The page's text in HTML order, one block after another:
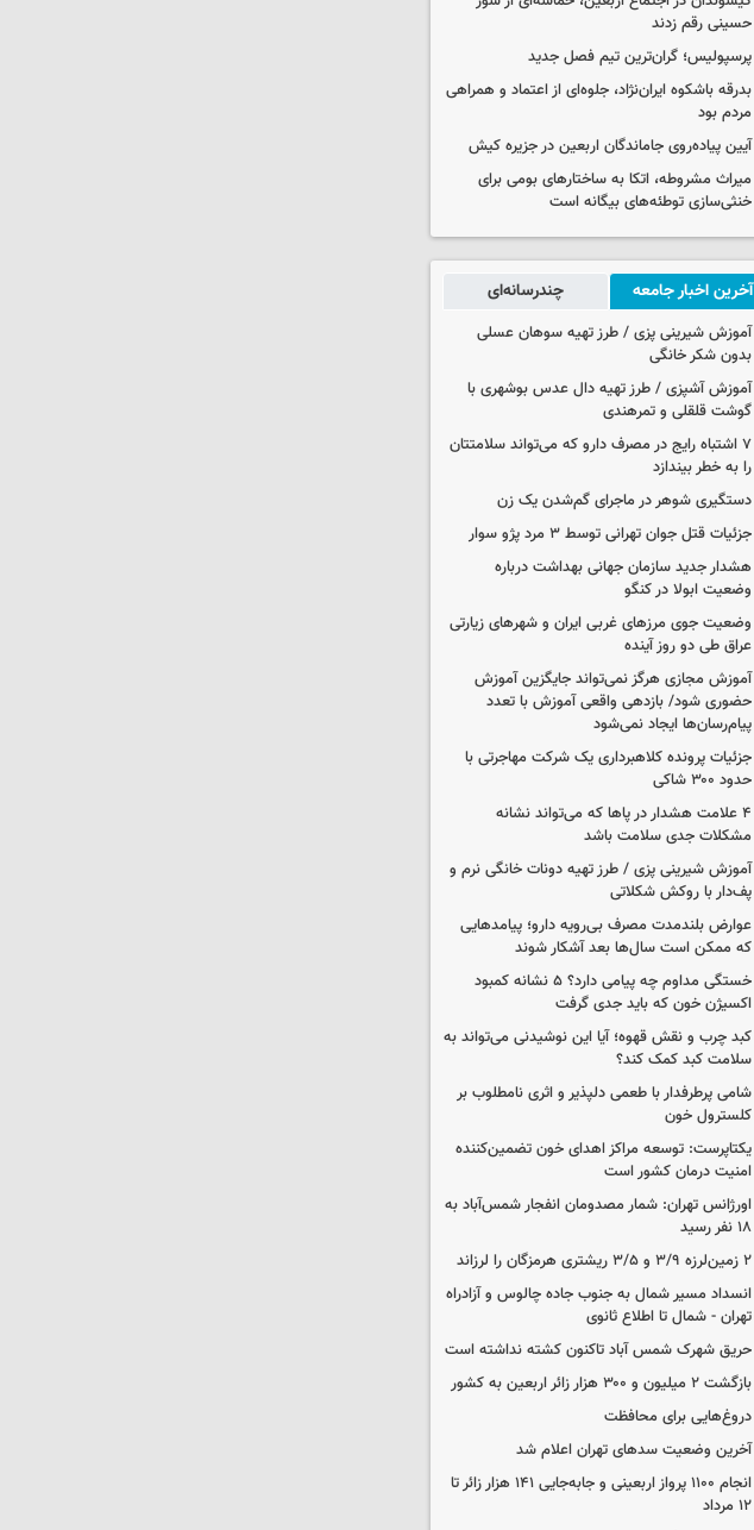
حسینی رقم زدند
پرسپولیس؛ گران‌ترین تیم فصل جدید
بدرقه باشکوه ایران‌نژاد، جلوه‌ای از اعتماد و همراهی
مردم بود
آیین پیاده‌روی جاماندگان اربعین در جزیره کیش
میراث مشروطه، اتکا به ساختارهای بومی برای
خنثی‌سازی توطئه‌های بیگانه است
آخرین اخبار جامعه چندرسانه‌ای
آموزش شیرینی پزی / طرز تهیه سوهان عسلی
بدون شکر خانگی
آموزش آشپزی / طرز تهیه دال عدس بوشهری با
گوشت قلقلی و تمرهندی
۷ اشتباه رایج در مصرف دارو که می‌تواند سلامتتان
را به خطر بیندازد
دستگیری شوهر در ماجرای گم‌شدن یک زن
جزئیات قتل جوان تهرانی توسط ۳ مرد پژو سوار
هشدار جدید سازمان جهانی بهداشت درباره
وضعیت ابولا در کنگو
وضعیت جوی مرزهای غربی ایران و شهرهای زیارتی
عراق طی دو روز آینده
آموزش مجازی هرگز نمی‌تواند جایگزین آموزش
حضوری شود/ بازدهی واقعی آموزش با تعدد
پیام‌رسان‌ها ایجاد نمی‌شود
جزئیات پرونده کلاهبرداری یک شرکت مهاجرتی با
حدود ۳۰۰ شاکی
۴ علامت هشدار در پاها که می‌تواند نشانه
مشکلات جدی سلامت باشد
آموزش شیرینی پزی / طرز تهیه دونات خانگی نرم و
پف‌دار با روکش شکلاتی
عوارض بلندمدت مصرف بی‌رویه دارو؛ پیامدهایی
که ممکن است سال‌ها بعد آشکار شوند
خستگی مداوم چه پیامی دارد؟ ۵ نشانه کمبود
اکسیژن خون که باید جدی گرفت
کبد چرب و نقش قهوه؛ آیا این نوشیدنی می‌تواند به
سلامت کبد کمک کند؟
شامی پرطرفدار با طعمی دلپذیر و اثری نامطلوب بر
کلسترول خون
یکتاپرست: توسعه مراکز اهدای خون تضمین‌کننده
امنیت درمان کشور است
اورژانس تهران: شمار مصدومان انفجار شمس‌آباد به
۱۸ نفر رسید
۲ زمین‌لرزه ۳/۹ و ۳/۵ ریشتری هرمزگان را لرزاند
انسداد مسیر شمال به جنوب جاده چالوس و آزادراه
تهران - شمال تا اطلاع ثانوی
حریق شهرک شمس آباد تاکنون کشته نداشته است
بازگشت ۲ میلیون و ۳۰۰ هزار زائر اربعین به کشور
دروغ‌هایی برای محافظت
آخرین وضعیت سدهای تهران اعلام شد
انجام ۱۱۰۰ پرواز اربعینی و جابه‌جایی ۱۴۱ هزار زائر تا
۱۲ مرداد